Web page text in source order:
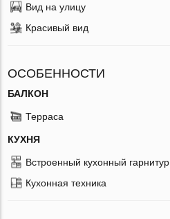
Вид на улицу
Красивый вид
ОСОБЕННОСТИ
БАЛКОН
Терраса
КУХНЯ
Встроенный кухонный гарнитур
Кухонная техника